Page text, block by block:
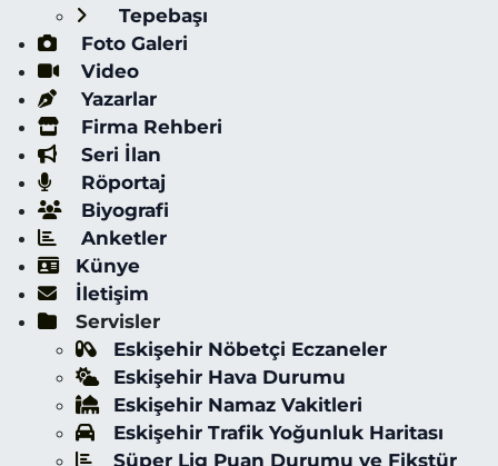
Tepebaşı
Foto Galeri
Video
Yazarlar
Firma Rehberi
Seri İlan
Röportaj
Biyografi
Anketler
Künye
İletişim
Servisler
Eskişehir Nöbetçi Eczaneler
Eskişehir Hava Durumu
Eskişehir Namaz Vakitleri
Eskişehir Trafik Yoğunluk Haritası
Süper Lig Puan Durumu ve Fikstür